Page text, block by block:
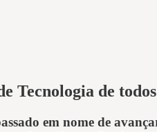
Tecnologia de
em nome de